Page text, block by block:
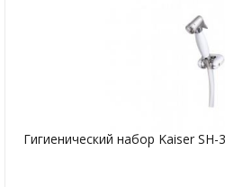
Гигиенический набор Kaiser SH-